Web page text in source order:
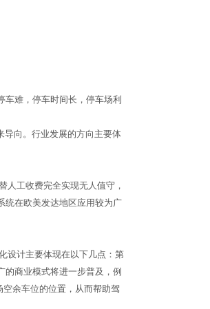
难，停车时间长，停车场利
向。行业发展的方向主要体
人工收费完全实现无人值守，
统在欧美发达地区应用较为广
设计主要体现在以下几点：第
商业模式将进一步普及，例
余车位的位置，从而帮助驾